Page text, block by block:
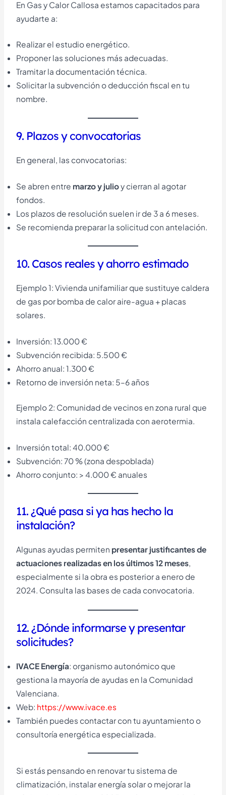
En Gas y Calor Callosa estamos capacitados para
ayudarte a:
Realizar el estudio energético.
Proponer las soluciones más adecuadas.
Tramitar la documentación técnica.
Solicitar la subvención o deducción fiscal en tu
nombre.
9. Plazos y convocatorias
En general, las convocatorias:
Se abren entre marzo y julioy cierran al agotar
fondos.
Los plazos de resolución suelen ir de 3 a 6 meses.
Se recomienda preparar la solicitud con antelación.
10. Casos reales y ahorro estimado
Ejemplo 1: Vivienda unifamiliar que sustituye caldera
de gas por bomba de calor aire-agua + placas
solares.
Inversión: 13.000 €
Subvención recibida: 5.500 €
Ahorro anual: 1.300 €
Retorno de inversión neta: 5–6 años
Ejemplo 2: Comunidad de vecinos en zona rural que
instala calefacción centralizada con aerotermia.
Inversión total: 40.000 €
Subvención: 70 % (zona despoblada)
Ahorro conjunto: > 4.000 € anuales
11. ¿Qué pasa si ya has hecho la
instalación?
Algunas ayudas permiten presentar justificantes de
actuaciones realizadas en los últimos 12 meses,
especialmente si la obra es posterior a enero de
2024. Consulta las bases de cada convocatoria.
12. ¿Dónde informarse y presentar
solicitudes?
IVACE Energía: organismo autonómico que
gestiona la mayoría de ayudas en la Comunidad
Valenciana.
Web: https://www.ivace.es
También puedes contactar con tu ayuntamiento o
consultoría energética especializada.
Si estás pensando en renovar tu sistema de
climatización, instalar energía solar o mejorar la